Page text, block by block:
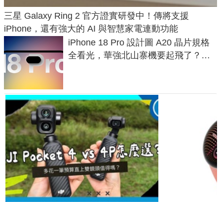
三星 Galaxy Ring 2 官方證實研發中！傳將支援
iPhone，還有強大的 AI 與智慧家電連動功能
iPhone 18 Pro 設計圖 A20 晶片規格
全看光，華強北山寨機要起飛了？專